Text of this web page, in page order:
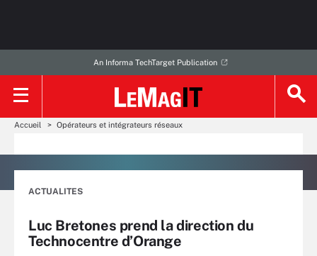
An Informa TechTarget Publication
Accueil Opérateurs et intégrateurs réseaux
ACTUALITES
Luc Bretones prend la direction du
Technocentre d’Orange